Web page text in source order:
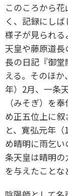
このころから
く、記録にし
様子が見られ
天皇や藤原道
長の日記『御
える。そのほ
年）2月、一条
（みそぎ）を
め正五位上に
と、寛弘元年
め晴明に雨乞
条天皇は晴明の
を与えたことな